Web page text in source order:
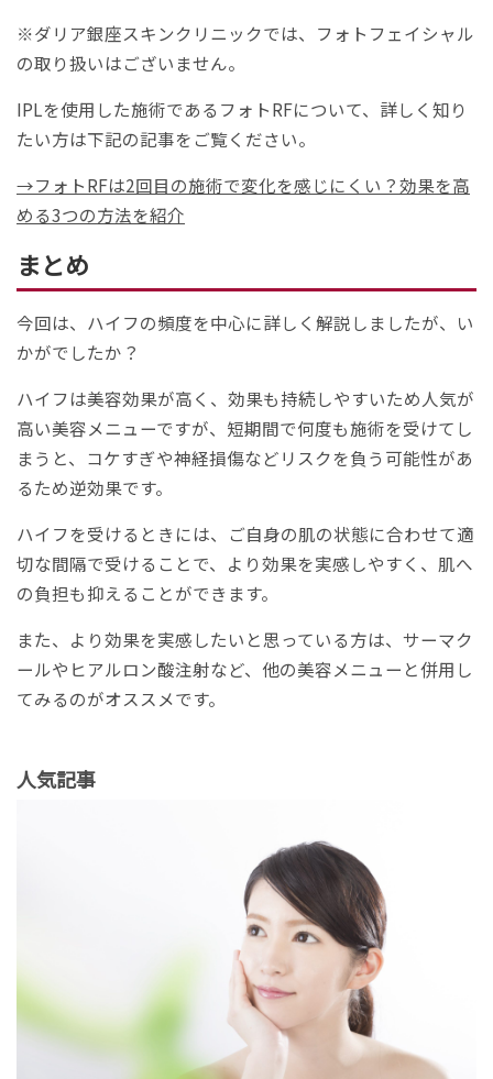
※ダリア銀座スキンクリニックでは、フォトフェイシャル
の取り扱いはございません。
IPLを使用した施術であるフォトRFについて、詳しく知り
たい方は下記の記事をご覧ください。
→フォトRFは2回目の施術で変化を感じにくい？効果を高
める3つの方法を紹介
まとめ
今回は、ハイフの頻度を中心に詳しく解説しましたが、い
かがでしたか？
ハイフは美容効果が高く、効果も持続しやすいため人気が
高い美容メニューですが、短期間で何度も施術を受けてし
まうと、コケすぎや神経損傷などリスクを負う可能性があ
るため逆効果です。
ハイフを受けるときには、ご自身の肌の状態に合わせて適
切な間隔で受けることで、より効果を実感しやすく、肌へ
の負担も抑えることができます。
また、より効果を実感したいと思っている方は、サーマク
ールやヒアルロン酸注射など、他の美容メニューと併用し
てみるのがオススメです。
人気記事